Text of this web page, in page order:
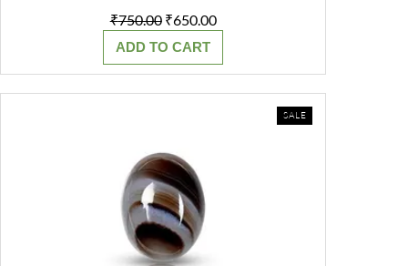
₹750.00 Original
price
was:
₹750.00.
₹650.00Current
price
₹650.00.
ADD TO CART
SALEPRODUCT
ON